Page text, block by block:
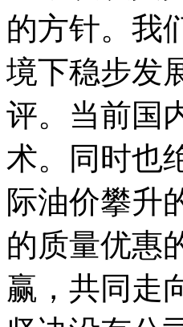
的方针。我
境下稳步发
评。当前国
术。同时也
际油价攀升
的质量优惠
赢，共同走